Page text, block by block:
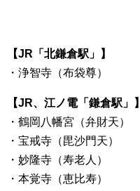
【JR「北鎌倉駅」】
・浄智寺（布袋尊）
【JR、江ノ電「鎌倉駅」】
・鶴岡八幡宮（弁財天）
・宝戒寺（毘沙門天）
・妙隆寺（寿老人）
・本覚寺（恵比寿）